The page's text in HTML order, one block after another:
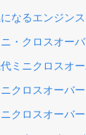
なるエンジン
ニ・クロスオー
ミニクロスオ
ニクロスオーバ
ニクロスオーバ